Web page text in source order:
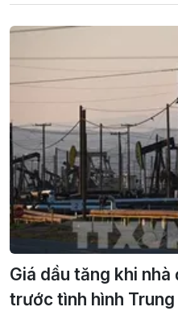
Giá dầu tăng khi
trước tình hình